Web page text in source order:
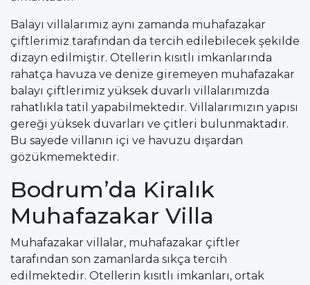
Balayı villalarımız aynı zamanda muhafazakar
çiftlerimiz tarafından da tercih edilebilecek şekilde
dizayn edilmiştir. Otellerin kısıtlı imkanlarında
rahatça havuza ve denize giremeyen muhafazakar
balayı çiftlerimiz yüksek duvarlı villalarımızda
rahatlıkla tatil yapabilmektedir. Villalarımızın yapısı
gereği yüksek duvarları ve çitleri bulunmaktadır.
Bu sayede villanın içi ve havuzu dışardan
gözükmemektedir.
Bodrum’da Kiralık
Muhafazakar Villa
Muhafazakar villalar, muhafazakar çiftler
tarafından son zamanlarda sıkça tercih
edilmektedir. Otellerin kısıtlı imkanları, ortak